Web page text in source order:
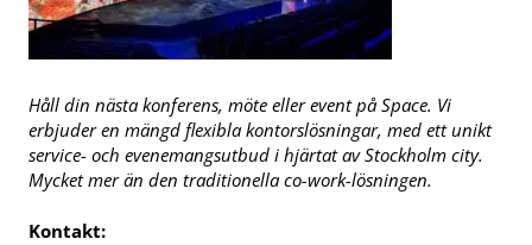
Håll din nästa konferens, möte eller event på Space. Vi
erbjuder en mängd flexibla kontorslösningar, med ett unikt
service- och evenemangsutbud i hjärtat av Stockholm city.
Mycket mer än den traditionella co-work-lösningen.
Kontakt: